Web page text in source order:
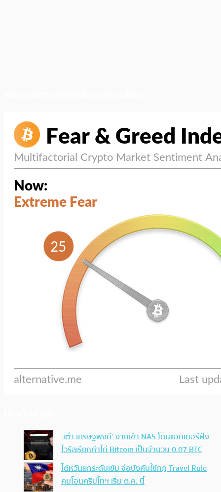
‘เต๋า เศรษฐพงศ์’ งานเข้า NAS โดนแฮกเกอร์ฝัง
ไวรัสเรียกค่าไถ่ Bitcoin เป็นจำนวน 0.07 BTC
ไต้หวันยกระดับเข้ม จ่อบังคับใช้กฏ Travel Rule
คุมโอนคริปโทฯ เริ่ม ต.ค. นี้